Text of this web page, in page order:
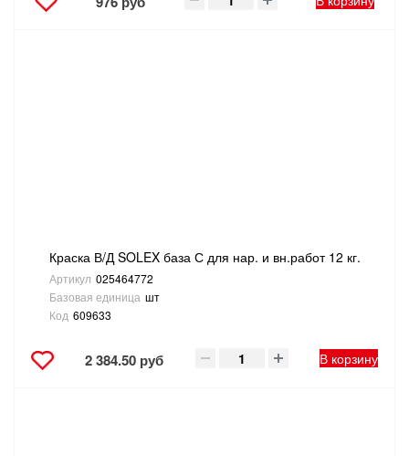
Краска В/Д SOLEX база С для нар. и вн.работ 12 кг.
Артикул 025464772
Базовая единица шт
Код 609633
2 384.50 руб В корзину